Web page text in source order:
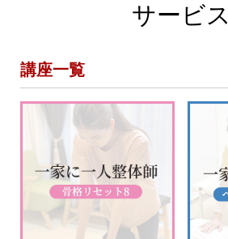
サービス
講座一覧